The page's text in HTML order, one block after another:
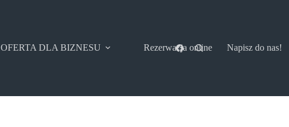
OFERTA DLA BIZNESU Rezerwacja online Napisz do nas!